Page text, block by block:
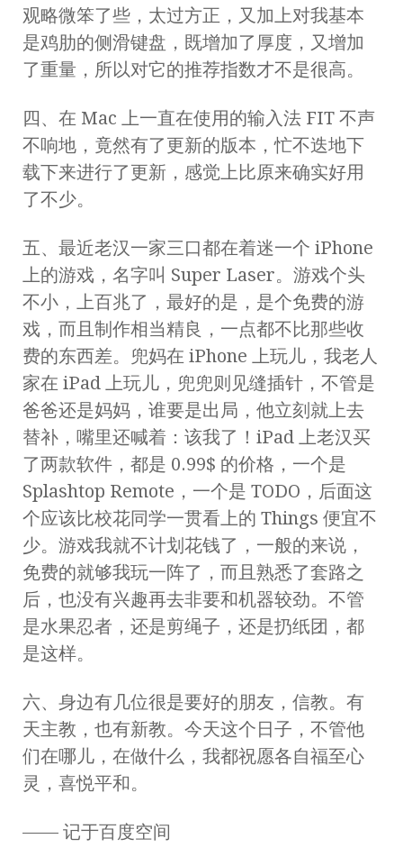
观略微笨了些，太过方正，又加上对我基本
是鸡肋的侧滑键盘，既增加了厚度，又增加
了重量，所以对它的推荐指数才不是很高。
四、在 Mac 上一直在使用的输入法 FIT 不声
不响地，竟然有了更新的版本，忙不迭地下
载下来进行了更新，感觉上比原来确实好用
了不少。
五、最近老汉一家三口都在着迷一个 iPhone
上的游戏，名字叫 Super Laser。游戏个头
不小，上百兆了，最好的是，是个免费的游
戏，而且制作相当精良，一点都不比那些收
费的东西差。兜妈在 iPhone 上玩儿，我老人
家在 iPad 上玩儿，兜兜则见缝插针，不管是
爸爸还是妈妈，谁要是出局，他立刻就上去
替补，嘴里还喊着：该我了！iPad 上老汉买
了两款软件，都是 0.99$ 的价格，一个是
Splashtop Remote，一个是 TODO，后面这
个应该比校花同学一贯看上的 Things 便宜不
少。游戏我就不计划花钱了，一般的来说，
免费的就够我玩一阵了，而且熟悉了套路之
后，也没有兴趣再去非要和机器较劲。不管
是水果忍者，还是剪绳子，还是扔纸团，都
是这样。
六、身边有几位很是要好的朋友，信教。有
天主教，也有新教。今天这个日子，不管他
们在哪儿，在做什么，我都祝愿各自福至心
灵，喜悦平和。
—— 记于百度空间